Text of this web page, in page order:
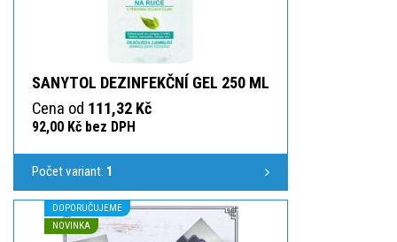
SANYTOL DEZINFEKČNÍ GEL 250 ML
Cena od 111,32 Kč
92,00 Kč bez DPH
Počet variant: 1
DOPORUČUJEME
NOVINKA